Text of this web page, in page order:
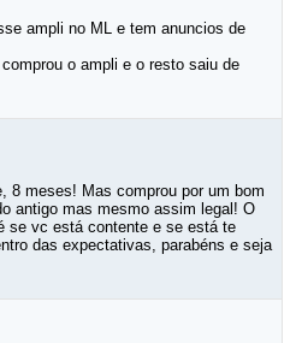
ampli no ML e tem anuncios de
o ampli e o resto saiu de
8 meses! Mas comprou por um bom
antigo mas mesmo assim legal! O
se vc está contente e se está te
das expectativas, parabéns e seja